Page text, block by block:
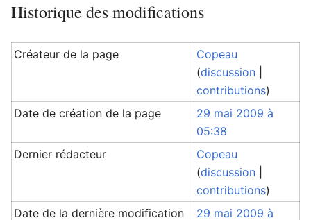
Historique des modifications
Créateur de la page
Copeau
(discussion
contributions)
Date de création de la page
29 mai 2009 à
05:38
Dernier rédacteur
Copeau
(discussion
contributions)
Date de la dernière modification
29 mai 2009 à